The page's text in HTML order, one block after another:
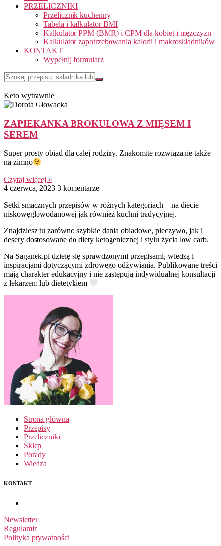
PRZELICZNIKI
Przelicznik kuchenny
Tabela i kalkulator BMI
Kalkulator PPM (BMR) i CPM dla kobiet i mężczyzn
Kalkulator zapotrzebowania kalorii i makroskładników
KONTAKT
Wypełnij formularz
Keto wytrawnie
ZAPIEKANKA BROKUŁOWA Z MIĘSEM I
SEREM
Super prosty obiad dla całej rodziny. Znakomite rozwiązanie także
na zimno
Czytaj więcej »
4 czerwca, 2023 3 komentarze
Setki smacznych przepisów w różnych kategoriach – na diecie
niskowęglowodanowej jak również kuchni tradycyjnej.
Znajdziesz tu zarówno szybkie dania obiadowe, pieczywo, jak i
desery dostosowane do diety ketogenicznej i stylu życia low carb.
Na Saganek.pl dzielę się sprawdzonymi przepisami, wiedzą i
inspiracjami dotyczącymi zdrowego odżywiania. Publikowane treści
mają charakter edukacyjny i nie zastępują indywidualnej konsultacji
z lekarzem lub dietetykiem
Strona główna
Przepisy
Przeliczniki
Sklep
Porady
Wiedza
KONTAKT
Newsletter
Regulamin
Polityka prywatności